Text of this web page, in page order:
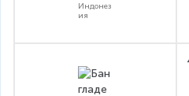
Индонез
ия